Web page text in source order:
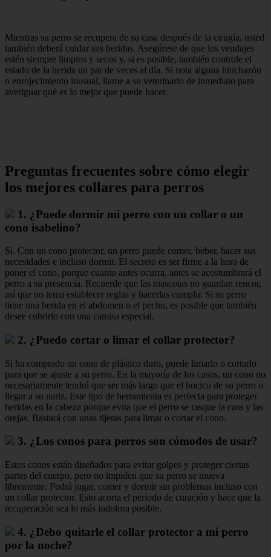
Mientras su perro se recupera de su casa después de la cirugía, usted
también deberá cuidar sus heridas. Asegúrese de que los vendajes
estén siempre limpios y secos y, si es posible, también controle el
estado de la herida un par de veces al día. Si nota alguna hinchazón
o enrojecimiento inusual, llame a su veterinario de inmediato para
averiguar qué es lo mejor que puede hacer.
Preguntas frecuentes sobre cómo elegir
los mejores collares para perros
1. ¿Puede dormir mi perro con un collar o un
cono isabelino?
Sí. Con un cono protector, un perro puede comer, beber, hacer sus
necesidades e incluso dormir. El secreto es ser firme a la hora de
poner el cono, porque cuanto antes ocurra, antes se acostumbrará el
perro a su presencia. Recuerde que las mascotas no guardan rencor,
así que no tema establecer reglas y hacerlas cumplir. Si su perro
tiene una herida en el abdomen o el pecho, es posible que también
desee cubrirlo con una camisa especial.
2. ¿Puedo cortar o limar el collar protector?
Si ha comprado un cono de plástico duro, puede limarlo o cortarlo
para que se ajuste a su perro. En la mayoría de los casos, un cono no
necesariamente tendrá que ser más largo que el hocico de su perro o
llegar a su nariz. Este tipo de herramienta es perfecta para proteger
heridas en la cabeza porque evita que el perro se rasque la cara y las
orejas. Bastará con unas tijeras para limar o cortar el cono.
3. ¿Los conos para perros son cómodos de usar?
Estos conos están diseñados para evitar golpes y proteger ciertas
partes del cuerpo, pero no impiden que su perro se mueva
libremente. Podrá jugar, comer y dormir sin problemas incluso con
un collar protector. Esto acorta el período de curación y hace que la
recuperación sea lo más indolora posible.
4. ¿Debo quitarle el collar protector a mi perro
por la noche?